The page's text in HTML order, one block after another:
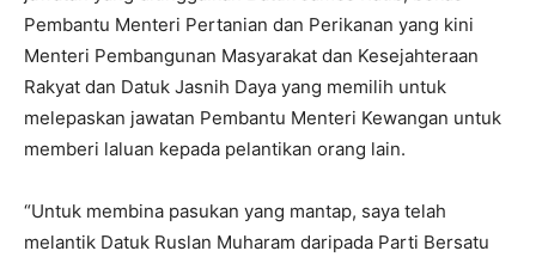
Pembantu Menteri Pertanian dan Perikanan yang kini
Menteri Pembangunan Masyarakat dan Kesejahteraan
Rakyat dan Datuk Jasnih Daya yang memilih untuk
melepaskan jawatan Pembantu Menteri Kewangan untuk
memberi laluan kepada pelantikan orang lain.
“Untuk membina pasukan yang mantap, saya telah
melantik Datuk Ruslan Muharam daripada Parti Bersatu